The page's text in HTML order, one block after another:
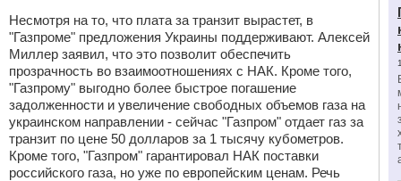
Несмотря на то, что плата за транзит вырастет, в
"Газпроме" предложения Украины поддерживают. Алексей
Миллер заявил, что это позволит обеспечить
прозрачность во взаимоотношениях с НАК. Кроме того,
"Газпрому" выгодно более быстрое погашение
задолженности и увеличение свободных объемов газа на
украинском направлении - сейчас "Газпром" отдает газ за
транзит по цене 50 долларов за 1 тысячу кубометров.
Кроме того, "Газпром" гарантировал НАК поставки
российского газа, но уже по европейским ценам. Речь